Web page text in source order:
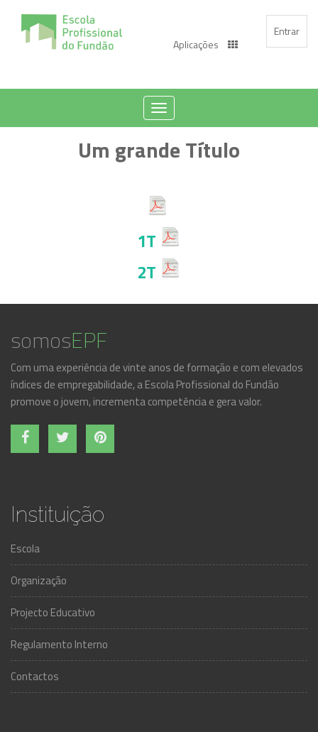
Entrar
Aplicações
Toggle
navigation
Um grande Título
1T
2T
somosEPF
Com uma experiência de vinte anos de formação e com elevados
índices de empregabilidade, a Escola Profissional do Fundão
promove o jovem, incrementa competência e gera valor.
Instituição
Escola
Organização
Projecto Educativo
Regulamento Interno
Contactos